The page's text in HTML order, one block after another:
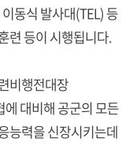
동식 발사대(TEL) 등
련 등이 시행됩니다.
비행전대장
대비해 공군의 모든
능력을 신장시키는데